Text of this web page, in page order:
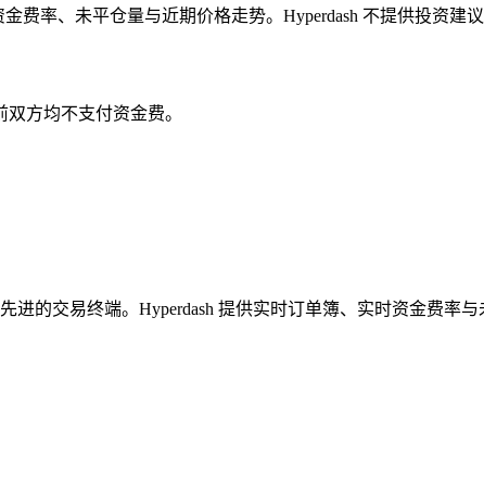
费率、未平仓量与近期价格走势。Hyperdash 不提供投资建议
方均不支付资金费。
进的交易终端。Hyperdash 提供实时订单簿、实时资金费率